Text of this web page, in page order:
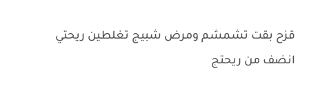
قزح بقت تشمشم ومرض شبيج تغلطين ريحتي
انضف من ريحتج